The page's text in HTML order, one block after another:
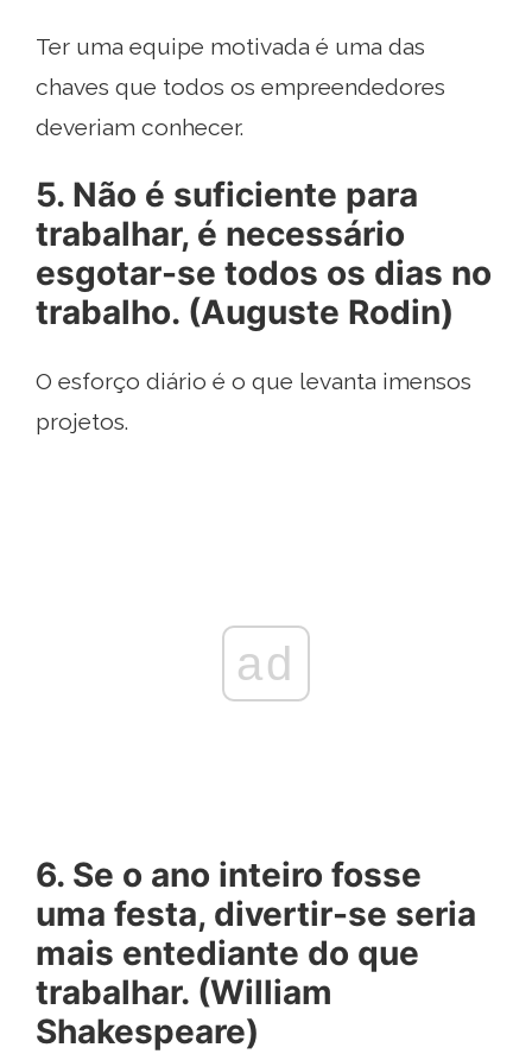
Ter uma equipe motivada é uma das
chaves que todos os empreendedores
deveriam conhecer.
5. Não é suficiente para
trabalhar, é necessário
esgotar-se todos os dias no
trabalho. (Auguste Rodin)
O esforço diário é o que levanta imensos
projetos.
ad
6. Se o ano inteiro fosse
uma festa, divertir-se seria
mais entediante do que
trabalhar. (William
Shakespeare)